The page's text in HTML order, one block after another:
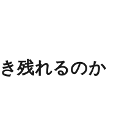
残れるのか